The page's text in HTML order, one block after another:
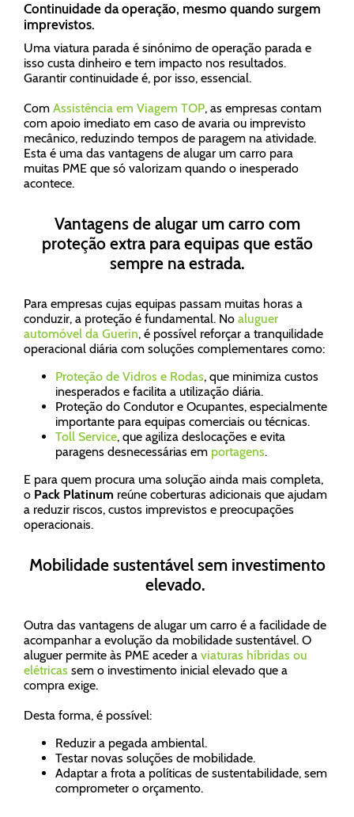
Continuidade da operação, mesmo quando surgem
imprevistos.
Uma viatura parada é sinónimo de operação parada e
isso custa dinheiro e tem impacto nos resultados.
Garantir continuidade é, por isso, essencial.
Com Assistência em Viagem TOP, as empresas contam
com apoio imediato em caso de avaria ou imprevisto
mecânico, reduzindo tempos de paragem na atividade.
Esta é uma das vantagens de alugar um carro para
muitas PME que só valorizam quando o inesperado
acontece.
Vantagens de alugar um carro com
proteção extra para equipas que estão
sempre na estrada.
Para empresas cujas equipas passam muitas horas a
conduzir, a proteção é fundamental. No aluguer
automóvel da Guerin, é possível reforçar a tranquilidade
operacional diária com soluções complementares como:
Proteção de Vidros e Rodas, que minimiza custos
inesperados e facilita a utilização diária.
Proteção do Condutor e Ocupantes, especialmente
importante para equipas comerciais ou técnicas.
Toll Service, que agiliza deslocações e evita
paragens desnecessárias em portagens.
E para quem procura uma solução ainda mais completa,
o Pack Platinum reúne coberturas adicionais que ajudam
a reduzir riscos, custos imprevistos e preocupações
operacionais.
Mobilidade sustentável sem investimento
elevado.
Outra das vantagens de alugar um carro é a facilidade de
acompanhar a evolução da mobilidade sustentável. O
aluguer permite às PME aceder a viaturas híbridas ou
elétricas sem o investimento inicial elevado que a
compra exige.
Desta forma, é possível:
Reduzir a pegada ambiental.
Testar novas soluções de mobilidade.
Adaptar a frota a políticas de sustentabilidade, sem
comprometer o orçamento.